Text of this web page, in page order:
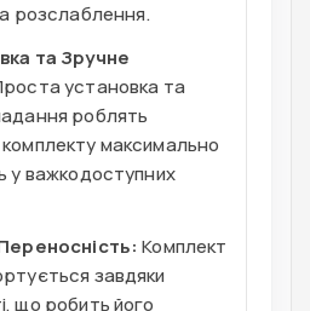
розслаблення.
та Зручне
установка та
роблять
максимально
у важкодоступних
Комплект
завдяки
що робить його